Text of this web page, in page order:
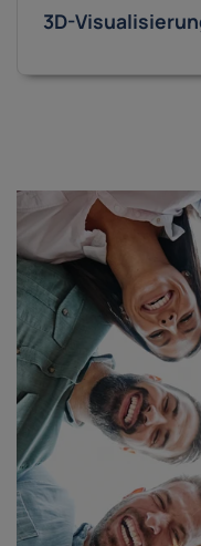
3D-
Fragen und
großes
von wenigen
dass es ihr
werden